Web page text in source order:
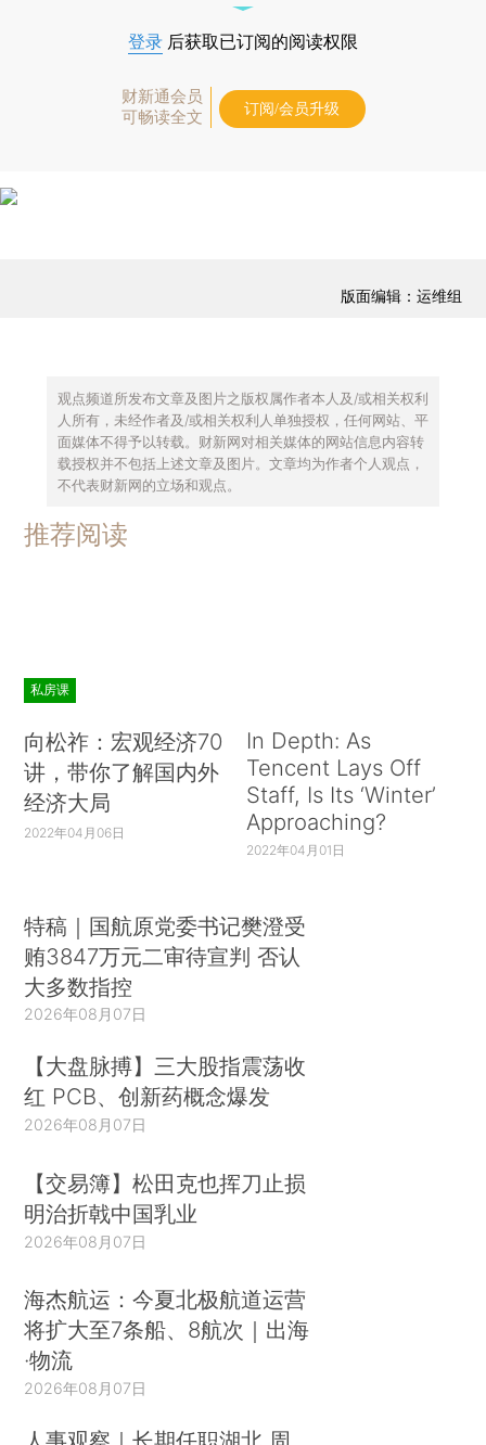
登录 后获取已订阅的阅读权限
财新通会员
可畅读全文
订阅/会员升级
版面编辑：运维组
观点频道所发布文章及图片之版权属作者本人及/或相关权利
人所有，未经作者及/或相关权利人单独授权，任何网站、平
面媒体不得予以转载。财新网对相关媒体的网站信息内容转
载授权并不包括上述文章及图片。文章均为作者个人观点，
不代表财新网的立场和观点。
推荐阅读
私房课
向松祚：宏观经济70
讲，带你了解国内外
经济大局
2022年04月06日
In Depth: As
Tencent Lays Off
Staff, Is Its ‘Winter’
Approaching?
2022年04月01日
特稿｜国航原党委书记樊澄受
贿3847万元二审待宣判 否认
大多数指控
2026年08月07日
【大盘脉搏】三大股指震荡收
红 PCB、创新药概念爆发
2026年08月07日
【交易簿】松田克也挥刀止损
明治折戟中国乳业
2026年08月07日
海杰航运：今夏北极航道运营
将扩大至7条船、8航次｜出海
·物流
2026年08月07日